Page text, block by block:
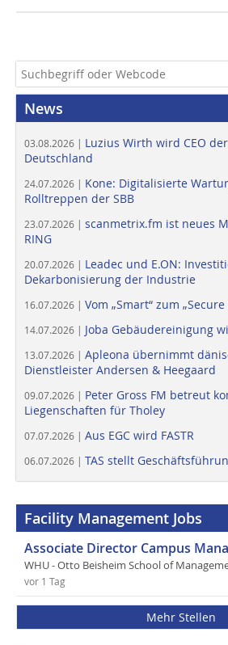
News
03.08.2026 | Luzius Wirth wird CEO
Deutschland
24.07.2026 | Kone: Digitalisierte
Rolltreppen der SBB
23.07.2026 | scanmetrix.fm ist neues
RING
20.07.2026 | Leadec und E.ON:
Dekarbonisierung der Industrie
16.07.2026 | Vom „Smart“ zum
14.07.2026 | Joba Gebäudereinigung
13.07.2026 | Apleona übernimmt
Dienstleister Andersen & Heegaard
09.07.2026 | Peter Gross FM betreut
Liegenschaften für Tholey
07.07.2026 | Aus EGC wird FASTR
06.07.2026 | TAS stellt
Facility Management Jobs
Associate Director Campus
WHU - Otto Beisheim School of
vor 1 Tag
Mehr Stellen